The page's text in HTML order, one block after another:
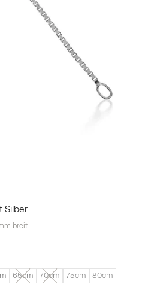
Silber
breit
65cm 70cm 75cm 80cm